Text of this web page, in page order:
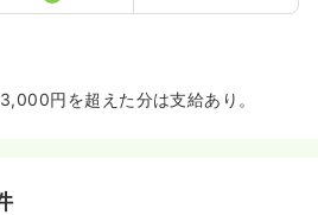
円を超えた分は支給あり。